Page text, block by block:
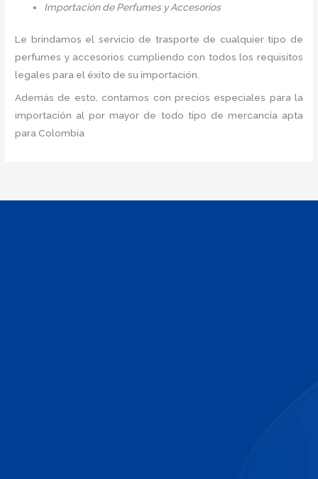
Importación de Perfumes y Accesorios
Le brindamos el servicio de trasporte de cualquier tipo de
perfumes y accesorios cumpliendo con todos los requisitos
legales para el éxito de su importación.
Además de esto, contamos con precios especiales para la
importación al por mayor de todo tipo de mercancía apta
para Colombia